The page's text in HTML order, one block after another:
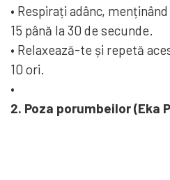
• Respirați adânc,
15 până la 30 de secunde.
• Relaxează-te și repetă
10 ori.
•
2. Poza porumbeilor (Eka